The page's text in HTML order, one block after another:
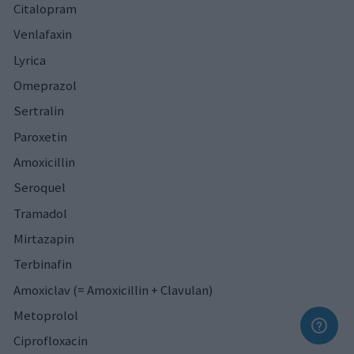
Citalopram
Venlafaxin
Lyrica
Omeprazol
Sertralin
Paroxetin
Amoxicillin
Seroquel
Tramadol
Mirtazapin
Terbinafin
Amoxiclav (= Amoxicillin + Clavulan)
Metoprolol
Ciprofloxacin